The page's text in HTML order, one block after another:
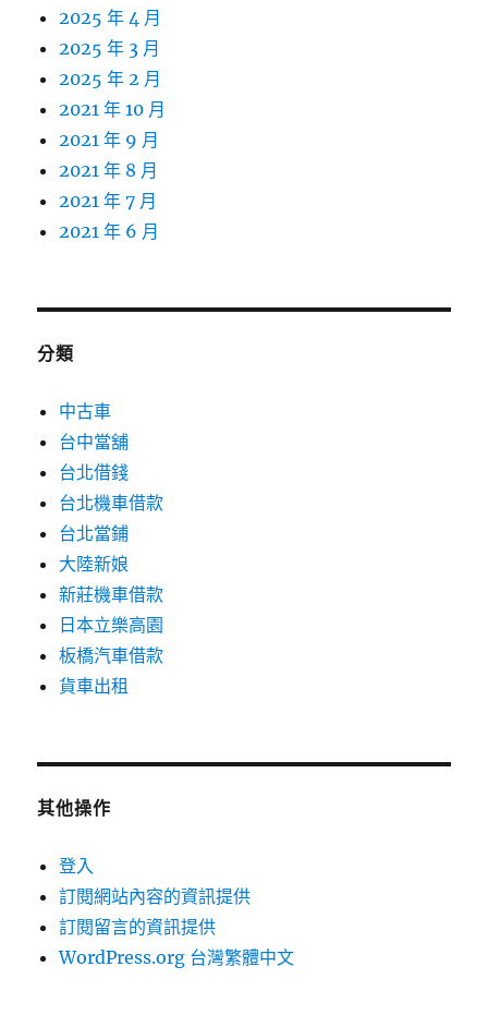
2025 年 4 月
2025 年 3 月
2025 年 2 月
2021 年 10 月
2021 年 9 月
2021 年 8 月
2021 年 7 月
2021 年 6 月
分類
中古車
台中當舖
台北借錢
台北機車借款
台北當鋪
大陸新娘
新莊機車借款
日本立樂高園
板橋汽車借款
貨車出租
其他操作
登入
訂閱網站內容的資訊提供
訂閱留言的資訊提供
WordPress.org 台灣繁體中文